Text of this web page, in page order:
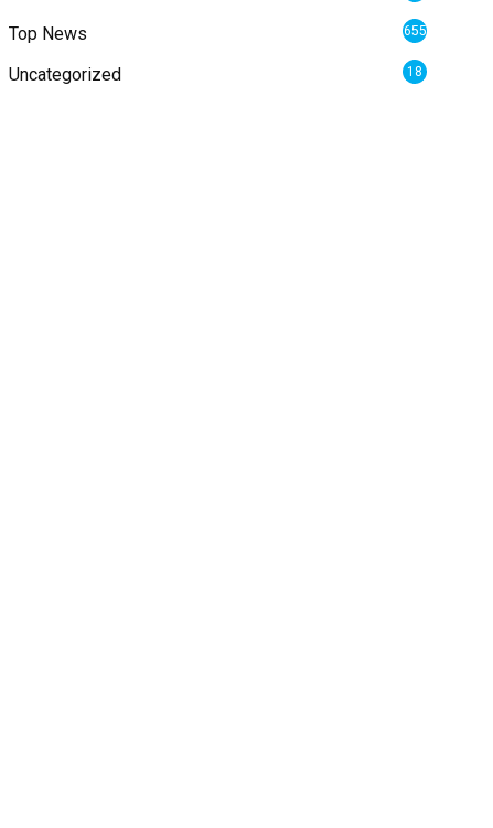
Top News 655
Uncategorized 18